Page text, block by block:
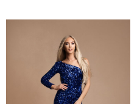
múltiples
variantes.